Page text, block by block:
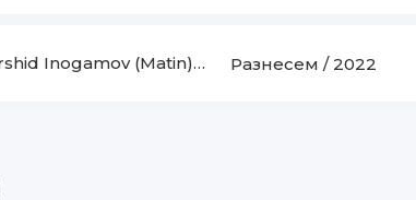
Xurshid Inogamov (Matin)
- G'ayra
Разнесем / 2022